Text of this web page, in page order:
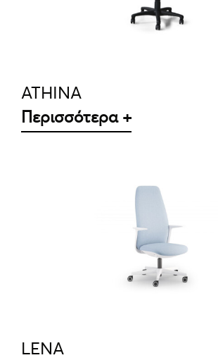
ATHINA
Περισσότερα +
ΛΕΠΤΟΜΈΡΕΙΕΣ
LENA